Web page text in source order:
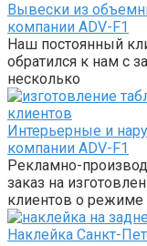
Вывески из
компании ADV-F1
Наш постоянный
обратился к нам с
несколько
Интерьерные и
компании ADV-F1
Рекламно-
заказ на
клиентов о режиме
Наклейка Санкт-